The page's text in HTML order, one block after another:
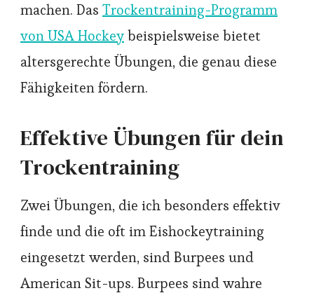
machen. Das Trockentraining-Programm
von USA Hockeybeispielsweise bietet
altersgerechte Übungen, die genau diese
Fähigkeiten fördern.
Effektive Übungen für dein
Trockentraining
Zwei Übungen, die ich besonders effektiv
finde und die oft im Eishockeytraining
eingesetzt werden, sind Burpees und
American Sit-ups. Burpees sind wahre